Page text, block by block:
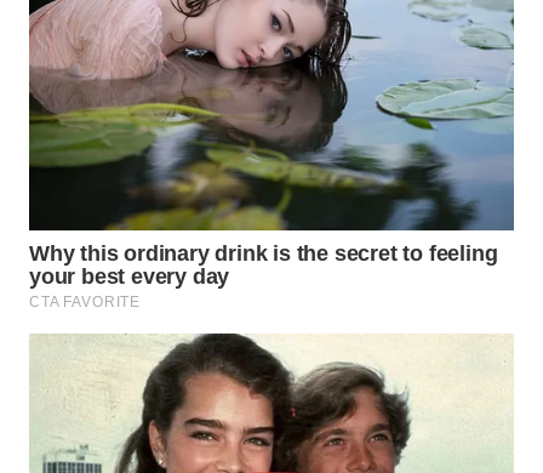
WAHANA
INFRASTRUKTUR
WAHANA
KONSUMEN
WAHANA
LISTRIK
TRAVEL
WAHANA